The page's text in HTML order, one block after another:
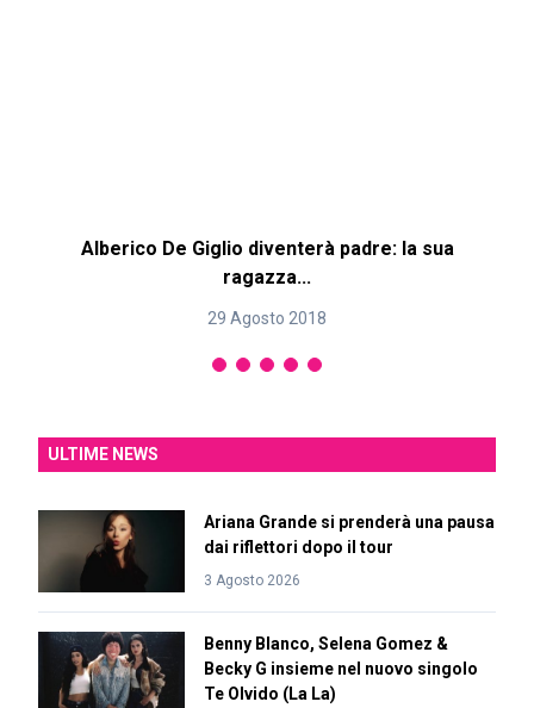
Alberico De Giglio diventerà padre: la sua
ragazza...
29 Agosto 2018
ULTIME NEWS
Ariana Grande si prenderà una pausa
dai riflettori dopo il tour
3 Agosto 2026
Benny Blanco, Selena Gomez &
Becky G insieme nel nuovo singolo
Te Olvido (La La)